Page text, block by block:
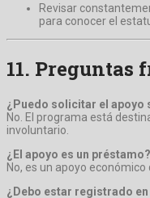
Revisar
para conocer el
11. Preguntas
¿Puedo solicitar el apoyo
No. El programa está
involuntario.
¿El apoyo es un préstamo?
No, es un apoyo
¿Debo estar registrado en